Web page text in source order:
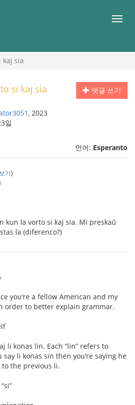
메
kaj sia
댓글 쓰기
si kaj sia
, 2023
일
언어: Esperanto
기)
kun la vorto si kaj sia. Mi preskaŭ
la (diferenco?)
you’re a fellow American and my
order to better explain grammar.
li konas lin. Each “lin” refers to
li konas sin then you’re saying he
the previous li.